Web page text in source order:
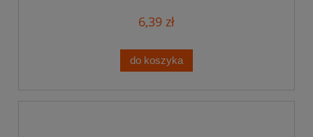
6,39 zł
do koszyka